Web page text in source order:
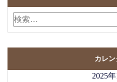
カレ
2025年